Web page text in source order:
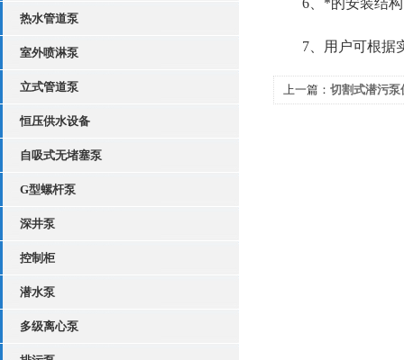
热水管道泵
室外喷淋泵
立式管道泵
恒压供水设备
自吸式无堵塞泵
G型螺杆泵
深井泵
控制柜
潜水泵
多级离心泵
6、*的安装结构
7、用户可根据实
上一篇： 切割式潜污泵